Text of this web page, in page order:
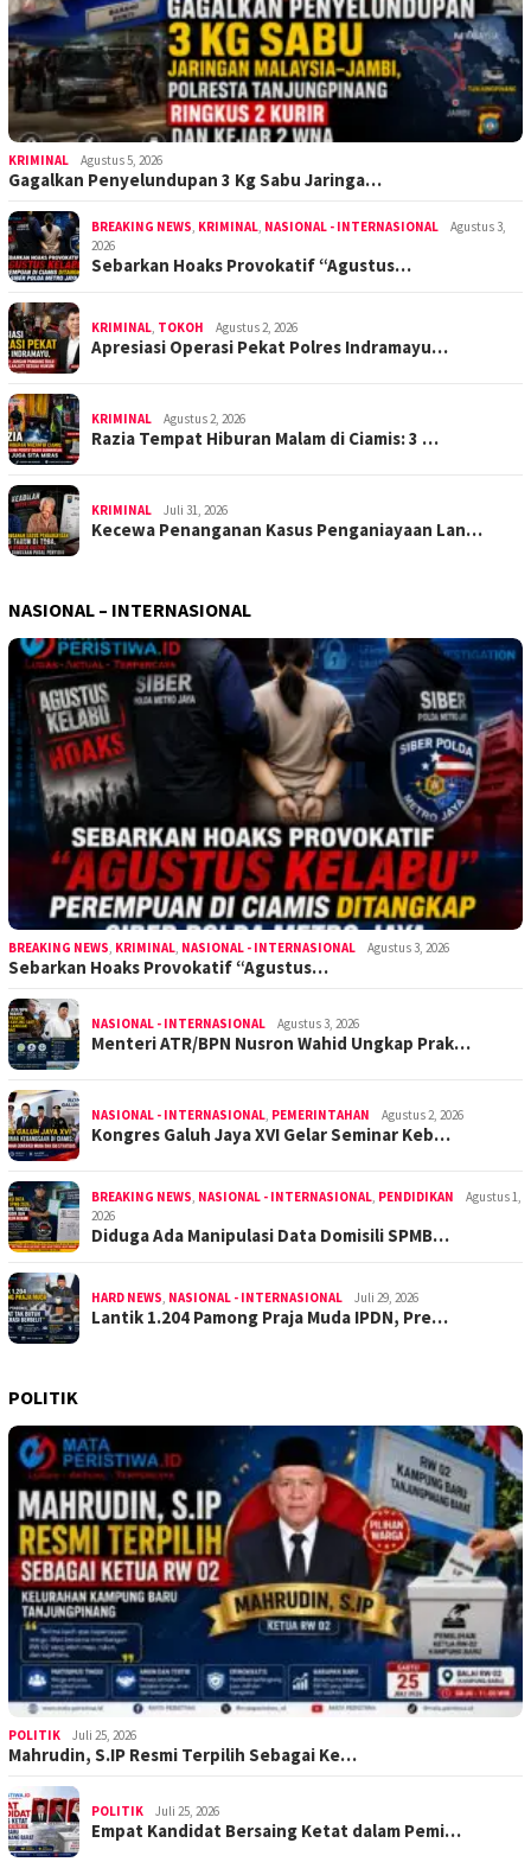
KRIMINAL Agustus 5, 2026
Gagalkan Penyelundupan 3 Kg Sabu Jaringa…
BREAKING NEWS, KRIMINAL, NASIONAL - INTERNASIONAL
Agustus 3,
2026
Sebarkan Hoaks Provokatif “Agustus…
KRIMINAL, TOKOH Agustus 2, 2026
Apresiasi Operasi Pekat Polres Indramayu…
KRIMINAL Agustus 2, 2026
Razia Tempat Hiburan Malam di Ciamis: 3 …
KRIMINAL Juli 31, 2026
Kecewa Penanganan Kasus Penganiayaan Lan…
NASIONAL – INTERNASIONAL
BREAKING NEWS, KRIMINAL, NASIONAL - INTERNASIONAL Agustus 3, 2026
Sebarkan Hoaks Provokatif “Agustus…
NASIONAL - INTERNASIONAL Agustus 3, 2026
Menteri ATR/BPN Nusron Wahid Ungkap Prak…
NASIONAL - INTERNASIONAL, PEMERINTAHAN Agustus 2, 2026
Kongres Galuh Jaya XVI Gelar Seminar Keb…
BREAKING NEWS, NASIONAL - INTERNASIONAL, PENDIDIKAN
Agustus 1,
2026
Diduga Ada Manipulasi Data Domisili SPMB…
HARD NEWS, NASIONAL - INTERNASIONAL Juli 29, 2026
Lantik 1.204 Pamong Praja Muda IPDN, Pre…
POLITIK
POLITIK Juli 25, 2026
Mahrudin, S.IP Resmi Terpilih Sebagai Ke…
POLITIK Juli 25, 2026
Empat Kandidat Bersaing Ketat dalam Pemi…